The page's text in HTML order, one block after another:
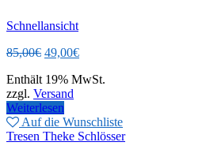
Schnellansicht
85,00€ Ursprünglicher
war:
85,00€
49,00€Aktueller
ist:
Enthält 19% MwSt.
zzgl. Versand
Weiterlesen
Auf die Wunschliste
Tresen Theke Schlösser